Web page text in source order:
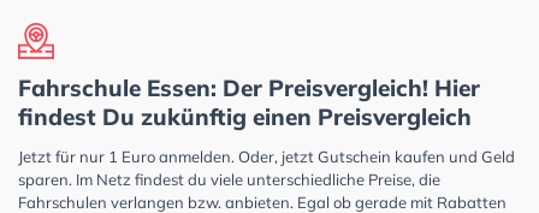
Fahrschule Essen: Der Preisvergleich! Hier
findest Du zukünftig einen Preisvergleich
Jetzt für nur 1 Euro anmelden. Oder, jetzt Gutschein kaufen und Geld
sparen. Im Netz findest du viele unterschiedliche Preise, die
Fahrschulen verlangen bzw. anbieten. Egal ob gerade mit Rabatten